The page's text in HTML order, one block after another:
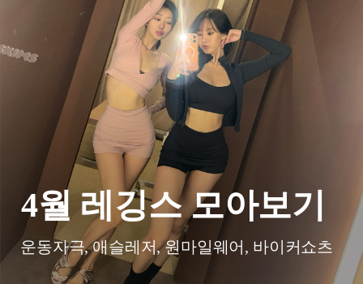
4월 레깅스 모아보기
운동자극, 애슬레저, 원마일웨어, 바이커쇼츠